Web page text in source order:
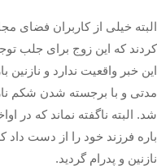
البته خیلی از کاربران فضای
کردند که این زوج برای جلب
این خبر واقعیت ندارد و
مدتی و با برجسته شدن شکم
شد. البته ناگفته نماند که در
باره فرزند خود را از دست
نازنین و پدرام گردید.